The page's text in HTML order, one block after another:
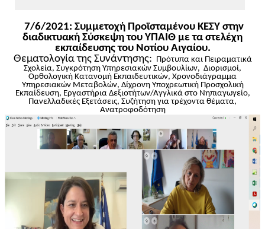
7/6/2021: Συμμετοχή Προϊσταμένου ΚΕΣΥ στην
διαδικτυακή Σύσκεψη του ΥΠΑΙΘ με τα στελέχη
εκπαίδευσης του Νοτίου Αιγαίου.
Θεματολογία της Συνάντησης: Πρότυπα και Πειραματικά
Σχολεία, Συγκρότηση Υπηρεσιακών Συμβουλίων, Διορισμοί,
Ορθολογική Κατανομή Εκπαιδευτικών, Χρονοδιάγραμμα
Υπηρεσιακών Μεταβολών, Δίχρονη Υποχρεωτική Προσχολική
Εκπαίδευση, Εργαστήρια Δεξιοτήτων/Αγγλικά στο Νηπιαγωγείο,
Πανελλαδικές Εξετάσεις, Συζήτηση για τρέχοντα θέματα,
Ανατροφοδότηση